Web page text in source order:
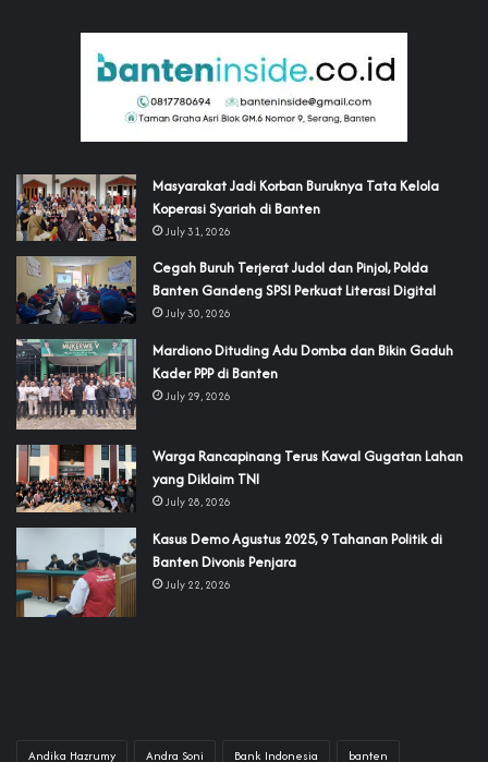
‎Masyarakat Jadi Korban Buruknya Tata Kelola
Koperasi Syariah di Banten
July 31, 2026
Cegah Buruh Terjerat Judol dan Pinjol, Polda
Banten Gandeng SPSI Perkuat Literasi Digital
July 30, 2026
‎Mardiono Dituding Adu Domba dan Bikin Gaduh
Kader PPP di Banten
July 29, 2026
‎Warga Rancapinang Terus Kawal Gugatan Lahan
yang Diklaim TNI‎‎
July 28, 2026
‎Kasus Demo Agustus 2025, 9 Tahanan Politik di
Banten Divonis Penjara
July 22, 2026
Andika Hazrumy Andra Soni Bank Indonesia banten